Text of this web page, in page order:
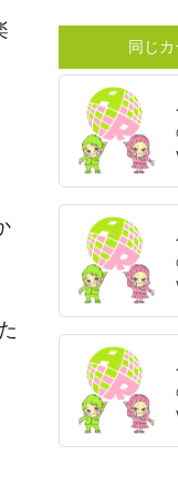
同じ